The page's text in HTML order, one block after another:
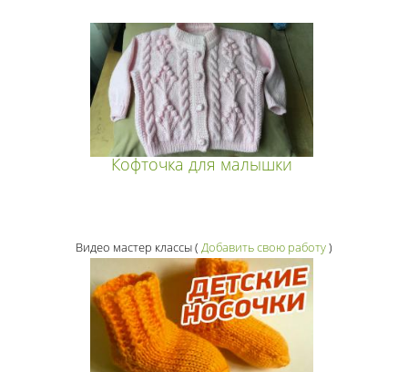
Кофточка для малышки
Видео мастер классы( Добавить свою работу)